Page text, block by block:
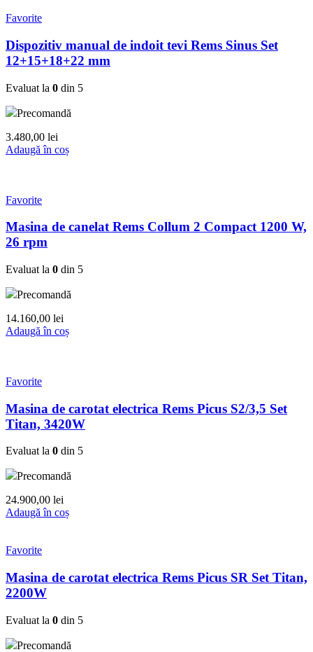
Favorite
Dispozitiv manual de indoit tevi Rems Sinus Set
12+15+18+22 mm
Evaluat la 0 din 5
Precomandă
3.480,00 lei
Adaugă în coș
Favorite
Masina de canelat Rems Collum 2 Compact 1200 W,
26 rpm
Evaluat la 0 din 5
Precomandă
14.160,00 lei
Adaugă în coș
Favorite
Masina de carotat electrica Rems Picus S2/3,5 Set
Titan, 3420W
Evaluat la 0 din 5
Precomandă
24.900,00 lei
Adaugă în coș
Favorite
Masina de carotat electrica Rems Picus SR Set Titan,
2200W
Evaluat la 0 din 5
Precomandă